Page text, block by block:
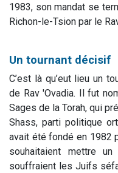
1983, son mandat se
Richon-le-Tsion par le
Un tournant décisif
C’est là qu’eut lieu un
de Rav 'Ovadia. Il fut
Sages de la Torah, qui
Shass, parti politique
avait été fondé en 1982
souhaitaient mettre
souffraient les Juifs